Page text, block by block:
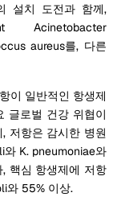
설치 도전과 함께,
Acinetobacter
aureus를, 다른
이 일반적인 항생제
글로벌 건강 위협이
저항은 감시한 병원
와 K. pneumoniae와
핵심 항생제에 저항
와 55% 이상.